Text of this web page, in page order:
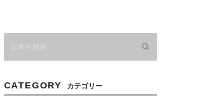
CATEGORY カテゴリー